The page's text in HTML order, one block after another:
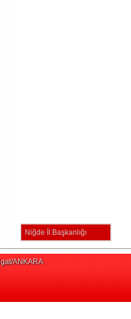
Niğde İl Başkanlığı
ANKARA